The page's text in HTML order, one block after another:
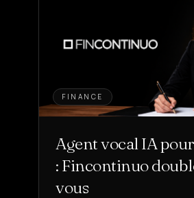
FINANCE
Agent vocal IA
: Fincontinuo
vous